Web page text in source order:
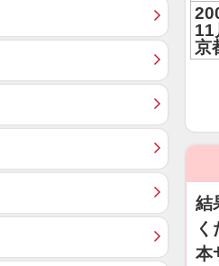
11
京
結
く
本